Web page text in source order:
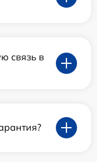
связь в